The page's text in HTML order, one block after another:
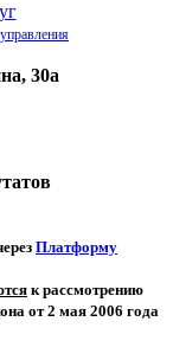
30а
Платформу
к рассмотрению
от 2 мая 2006 года